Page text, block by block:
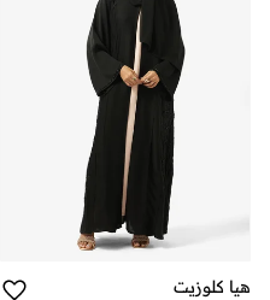
هيا كلوزيت